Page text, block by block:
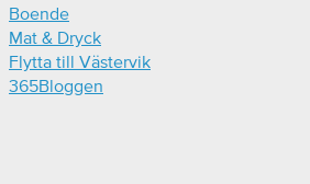
Boende
Mat & Dryck
Flytta till Västervik
365Bloggen